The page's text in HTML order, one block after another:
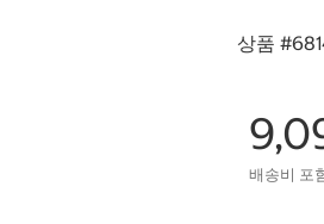
상품 #
배송비 포